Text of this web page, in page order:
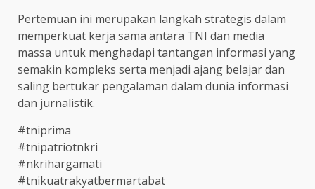
Pertemuan ini merupakan langkah strategis dalam
memperkuat kerja sama antara TNI dan media
massa untuk menghadapi tantangan informasi yang
semakin kompleks serta menjadi ajang belajar dan
saling bertukar pengalaman dalam dunia informasi
dan jurnalistik.
#tniprima
#tnipatriotnkri
#nkrihargamati
#tnikuatrakyatbermartabat